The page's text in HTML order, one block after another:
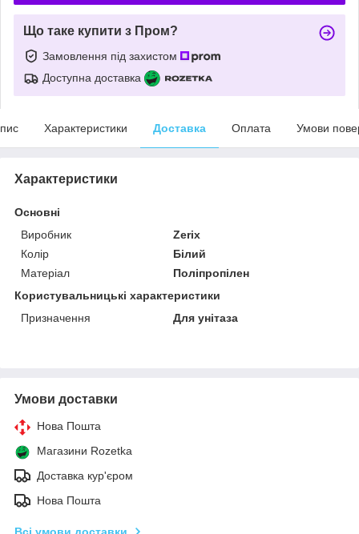
Що таке купити з Пром?
Замовлення під захистом
Доступна доставка
Характеристики Доставка Оплата Умови
Характеристики
Основні
Виробник
Zerix
Колір
Білий
Матеріал
Поліпропілен
Користувальницькі характеристики
Призначення
Для унітаза
Умови доставки
Нова Пошта
Магазини Rozetka
Доставка кур'єром
Нова Пошта
Всі умови доставки